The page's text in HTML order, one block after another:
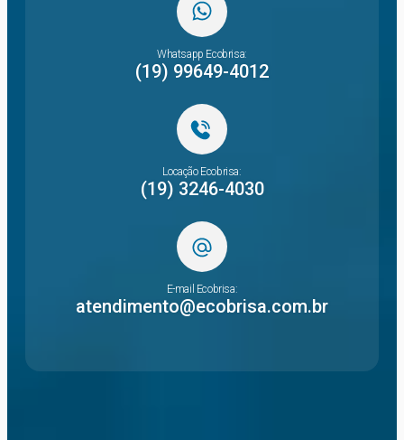
Whatsapp Ecobrisa:
(19) 99649-4012
Locação Ecobrisa:
(19) 3246-4030
E-mail Ecobrisa:
atendimento@ecobrisa.com.br